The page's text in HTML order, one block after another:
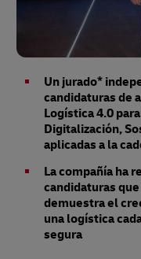
Un jurado*
candidaturas de
Logística 4.0
Digitalización,
aplicadas a la
La compañía ha
candidaturas
demuestra el
una logística
segura